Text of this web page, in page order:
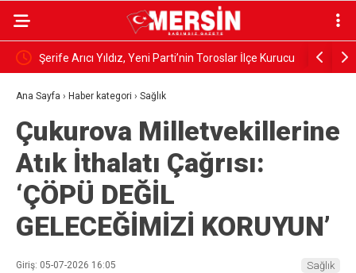
SESİ Şerife Arıcı Yıldız, Yeni Parti’nin Toroslar İlçe Kurucu
Başkanlığı görevine getirildi
‘Eğitim
Ana Sayfa › Haber kategori › Sağlık
Çukurova Milletvekillerine
Atık İthalatı Çağrısı:
‘ÇÖPÜ DEĞİL
GELECEĞİMİZİ KORUYUN’
Giriş: 05-07-2026 16:05
Sağlık